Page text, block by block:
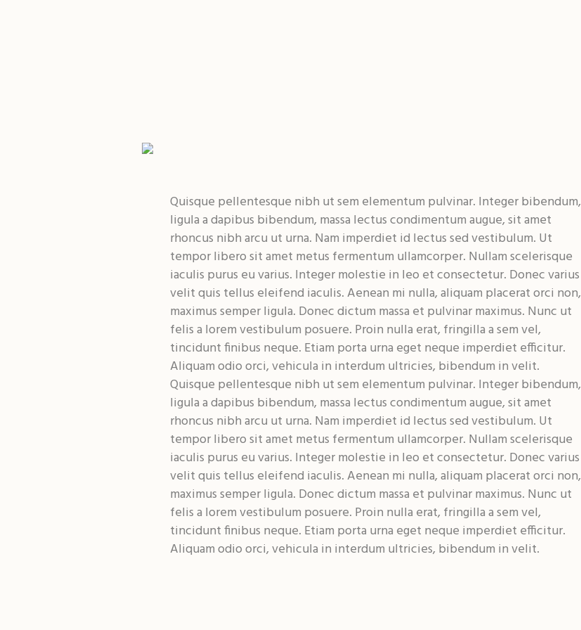
Quisque pellentesque nibh ut sem elementum pulvinar. Integer bibendum,
ligula a dapibus bibendum, massa lectus condimentum augue, sit amet
rhoncus nibh arcu ut urna. Nam imperdiet id lectus sed vestibulum. Ut
tempor libero sit amet metus fermentum ullamcorper. Nullam scelerisque
iaculis purus eu varius. Integer molestie in leo et consectetur. Donec varius
velit quis tellus eleifend iaculis. Aenean mi nulla, aliquam placerat orci non,
maximus semper ligula. Donec dictum massa et pulvinar maximus. Nunc ut
felis a lorem vestibulum posuere. Proin nulla erat, fringilla a sem vel,
tincidunt finibus neque. Etiam porta urna eget neque imperdiet efficitur.
Aliquam odio orci, vehicula in interdum ultricies, bibendum in velit.
Quisque pellentesque nibh ut sem elementum pulvinar. Integer bibendum,
ligula a dapibus bibendum, massa lectus condimentum augue, sit amet
rhoncus nibh arcu ut urna. Nam imperdiet id lectus sed vestibulum. Ut
tempor libero sit amet metus fermentum ullamcorper. Nullam scelerisque
iaculis purus eu varius. Integer molestie in leo et consectetur. Donec varius
velit quis tellus eleifend iaculis. Aenean mi nulla, aliquam placerat orci non,
maximus semper ligula. Donec dictum massa et pulvinar maximus. Nunc ut
felis a lorem vestibulum posuere. Proin nulla erat, fringilla a sem vel,
tincidunt finibus neque. Etiam porta urna eget neque imperdiet efficitur.
Aliquam odio orci, vehicula in interdum ultricies, bibendum in velit.